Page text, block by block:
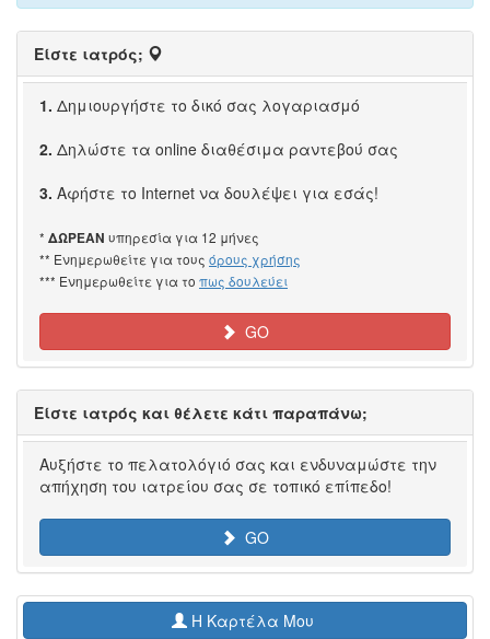
Είστε ιατρός;
1. Δημιουργήστε το δικό σας λογαριασμό
2. Δηλώστε τα online διαθέσιμα ραντεβού σας
3. Αφήστε το Internet να δουλέψει για εσάς!
* ΔΩΡΕΑΝ υπηρεσία για 12 μήνες
** Ενημερωθείτε για τους όρους χρήσης
*** Ενημερωθείτε για το πως δουλεύει
GO
Είστε ιατρός και θέλετε κάτι παραπάνω;
Αυξήστε το πελατολόγιό σας και ενδυναμώστε την
απήχηση του ιατρείου σας σε τοπικό επίπεδο!
GO
H Καρτέλα Μου